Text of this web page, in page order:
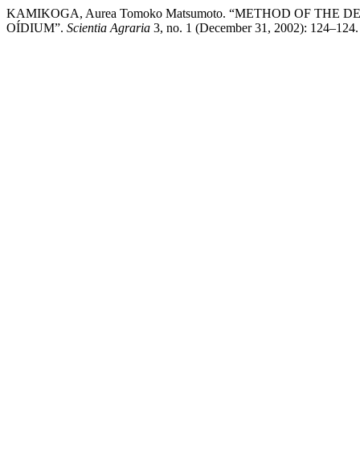
KAMIKOGA, Aurea Tomoko Matsumoto. “METHOD OF THE
OÍDIUM”. Scientia Agraria 3, no. 1 (December 31, 2002):